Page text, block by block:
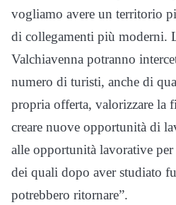
vogliamo avere un territorio
di collegamenti più moderni.
Valchiavenna potranno
numero di turisti, anche di
propria offerta, valorizzare la
creare nuove opportunità di
alle opportunità lavorative
dei quali dopo aver studiato
potrebbero ritornare”.